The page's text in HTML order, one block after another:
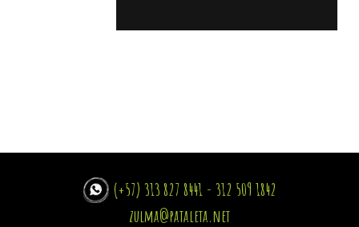
(+57) 313 827 8441 - 312 509 1842
zulma@pataleta.net